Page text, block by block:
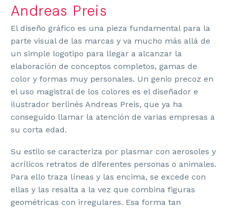
Andreas Preis
El diseño gráfico es una pieza fundamental para la
parte visual de las marcas y va mucho más allá de
un simple logotipo para llegar a alcanzar la
elaboración de conceptos completos, gamas de
color y formas muy personales. Un genio precoz en
el uso magistral de los colores es el diseñador e
ilustrador berlinés Andreas Preis, que ya ha
conseguido llamar la atención de varias empresas a
su corta edad.
Su estilo se caracteriza por plasmar con aerosoles y
acrílicos retratos de diferentes personas o animales.
Para ello traza líneas y las encima, se excede con
ellas y las resalta a la vez que combina figuras
geométricas con irregulares. Esa forma tan